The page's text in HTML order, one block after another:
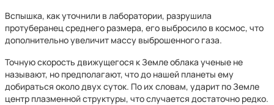
Вспышка, как уточнили в лаборатории, разрушила
протуберанец среднего размера, его выбросило в космос, что
дополнительно увеличит массу выброшенного газа.
Точную скорость движущегося к Земле облака ученые не
называют, но предполагают, что до нашей планеты ему
добираться около двух суток. По их словам, ударит по Земле
центр плазменной структуры, что случается достаточно редко.